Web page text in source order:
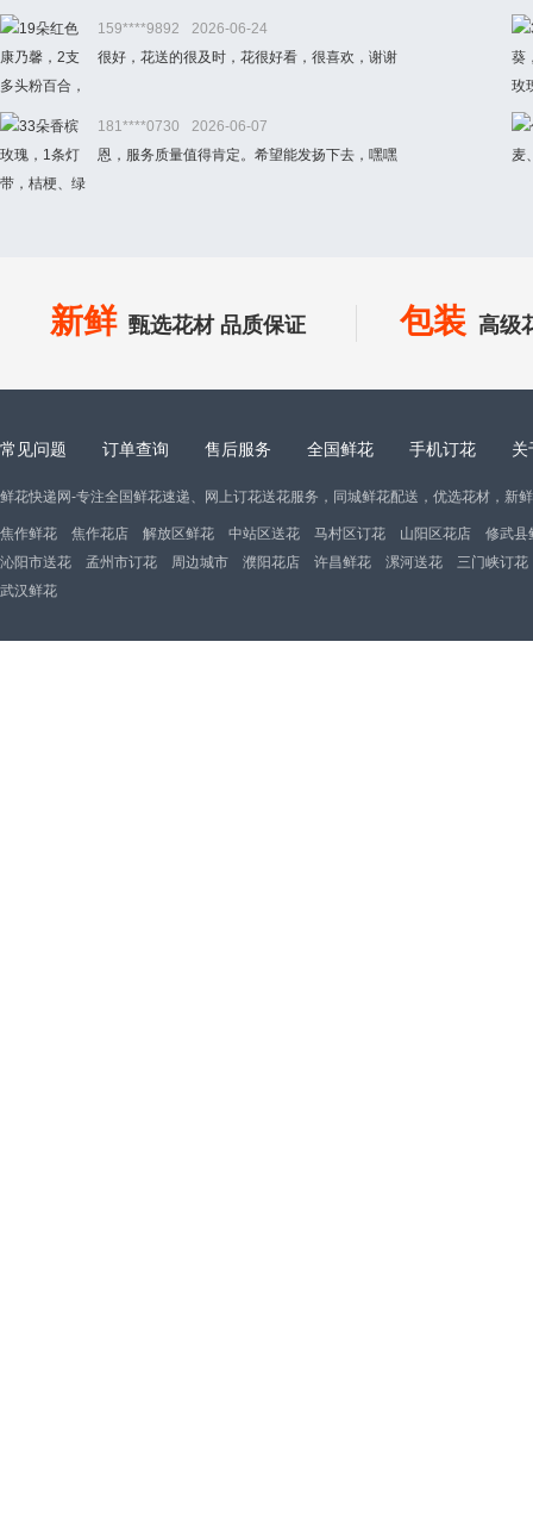
159****9892
2026-06-24
很好，花送的很及时，花很好看，很喜欢，谢谢
181****0730
2026-06-07
恩，服务质量值得肯定。希望能发扬下去，嘿嘿
新鲜 甄选花材 品质保证 包装 高级
常见问题 订单查询 售后服务 全国鲜花 手机订花 关
鲜花快递网-专注全国鲜花速递、网上订花送花服务，同城鲜花配送，优选花材，新
焦作鲜花 焦作花店 解放区鲜花 中站区送花 马村区订花 山阳区花店
修武县
沁阳市送花
孟州市订花 周边城市 濮阳花店 许昌鲜花 漯河送花
三门峡订花
武汉鲜花